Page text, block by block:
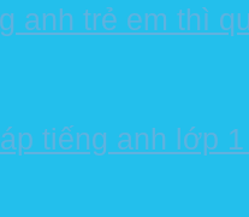
anh trẻ em thì
tiếng anh lớp